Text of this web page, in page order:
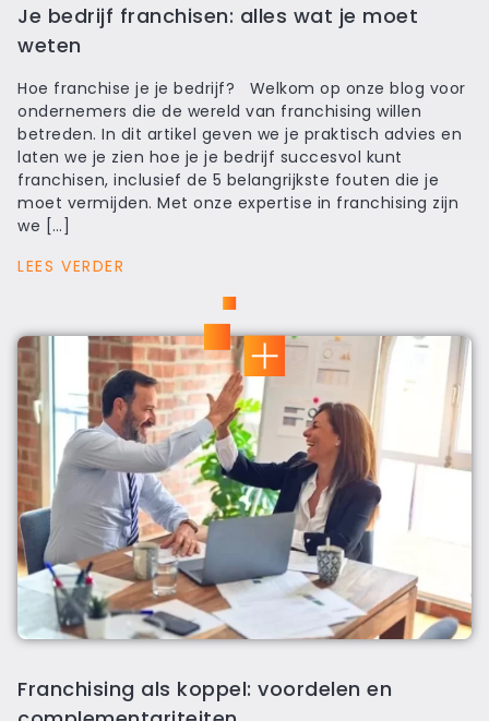
Je bedrijf franchisen: alles wat je moet
weten
Hoe franchise je je bedrijf? Welkom op onze blog voor
ondernemers die de wereld van franchising willen
betreden. In dit artikel geven we je praktisch advies en
laten we je zien hoe je je bedrijf succesvol kunt
franchisen, inclusief de 5 belangrijkste fouten die je
moet vermijden. Met onze expertise in franchising zijn
we […]
LEES VERDER
Franchising als koppel: voordelen en